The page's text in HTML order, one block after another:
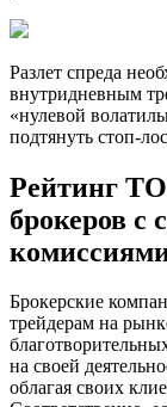
Разлет спреда
внутридневным
«нулевой
подтянуть стоп-
Рейтинг
брокеров
Брокерские
трейдерам на
на своей
облагая своих